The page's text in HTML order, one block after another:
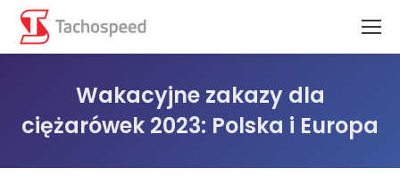
Wakacyjne zakazy dla
ciężarówek 2023: Polska i Europa